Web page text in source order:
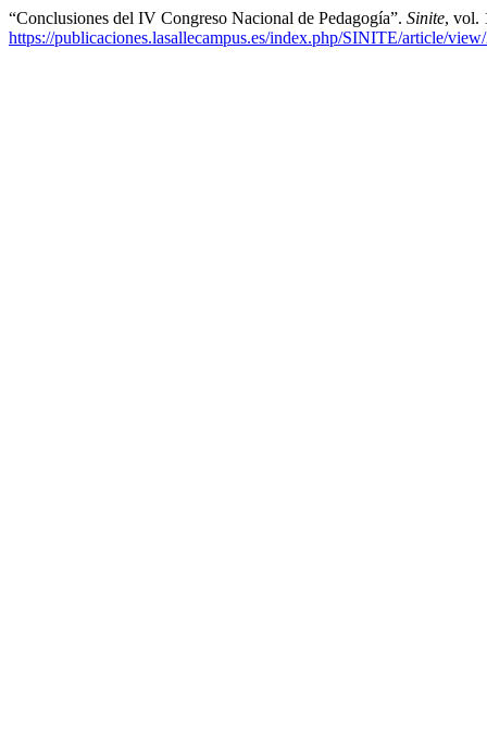
“Conclusiones del IV Congreso Nacional de Pedagogía”. Sinite, vol.
https://publicaciones.lasallecampus.es/index.php/SINITE/article/